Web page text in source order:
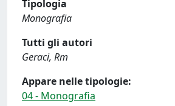
Tipologia
Monografia
Tutti gli autori
Geraci, Rm
Appare nelle tipologie:
04 - Monografia